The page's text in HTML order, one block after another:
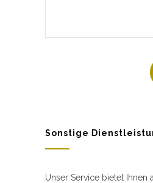
Sonstige
Unser Service bietet Ihnen